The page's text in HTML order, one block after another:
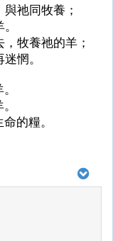
祂同牧養；
牧養祂的羊；
惘。
的糧。